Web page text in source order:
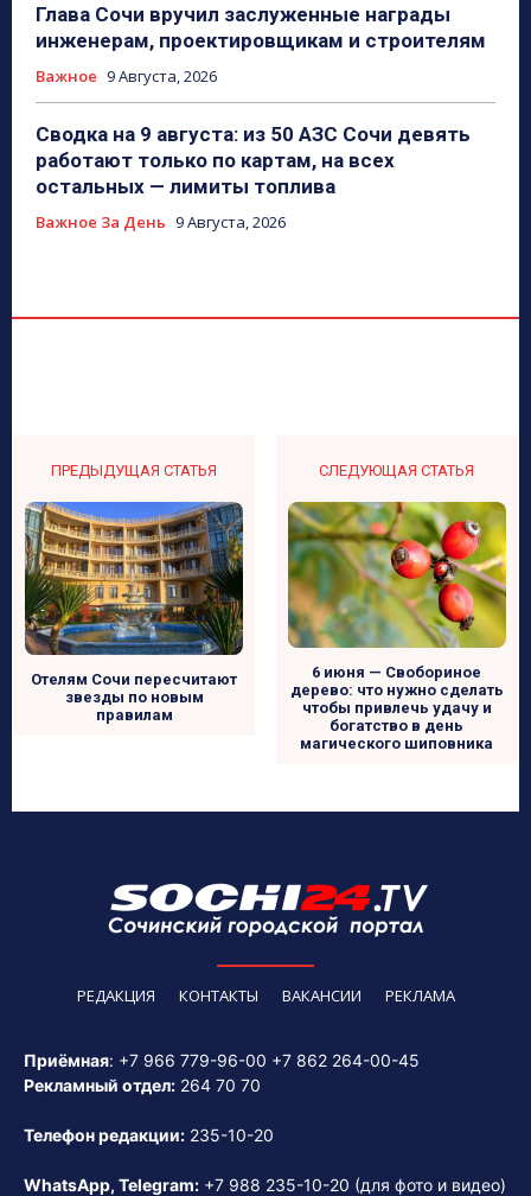
Глава Сочи вручил заслуженные награды
инженерам, проектировщикам и строителям
Важное 9 Августа, 2026
Сводка на 9 августа: из 50 АЗС Сочи девять
работают только по картам, на всех
остальных — лимиты топлива
Важное За День 9 Августа, 2026
ПРЕДЫДУЩАЯ СТАТЬЯ
Отелям Сочи пересчитают
звезды по новым
правилам
СЛЕДУЮЩАЯ СТАТЬЯ
6 июня — Свобориное
дерево: что нужно сделать
чтобы привлечь удачу и
богатство в день
магического шиповника
РЕДАКЦИЯ КОНТАКТЫ ВАКАНСИИ РЕКЛАМА
Приёмная: +7 966 779-96-00 +7 862 264-00-45
Рекламный отдел: 264 70 70
Телефон редакции: 235-10-20
WhatsApp, Telegram: +7 988 235-10-20 (для фото и видео)